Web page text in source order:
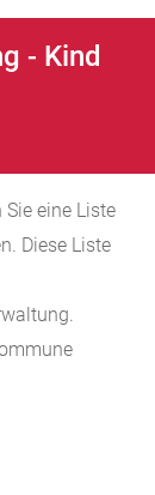
- Kind
Sie eine Liste
Diese Liste